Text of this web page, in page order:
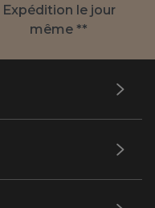
Expédition le jour
même **